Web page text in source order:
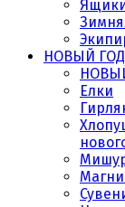
НОВЫЙ ГОД
Елки